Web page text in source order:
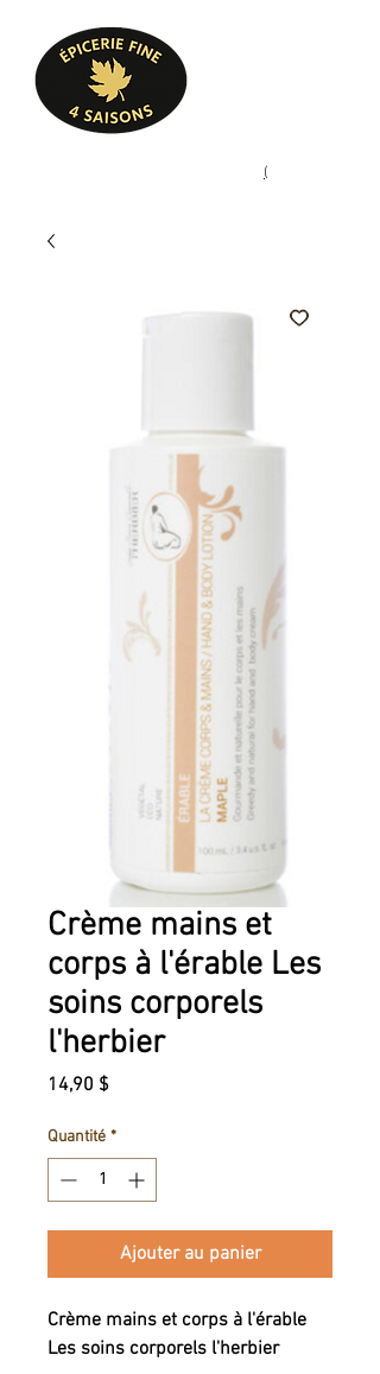
(
Crème mains et
corps à l'érable Les
soins corporels
l'herbier
14,90 $Prix
Quantité *
Ajouter au panier
Crème mains et corps à l'érable
Les soins corporels l'herbier